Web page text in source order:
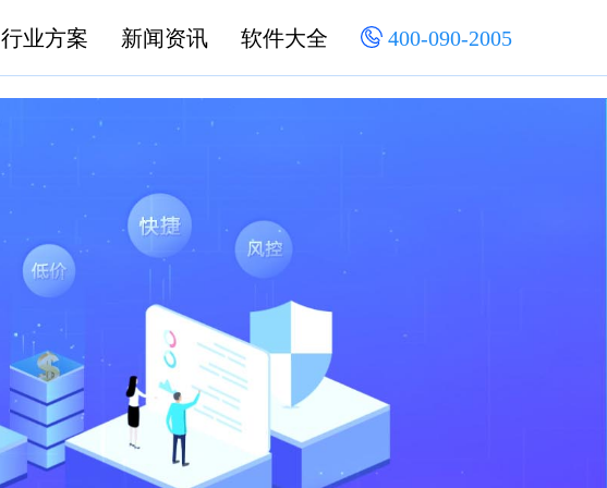
行业方案 新闻资讯 软件大全 400-090-2005